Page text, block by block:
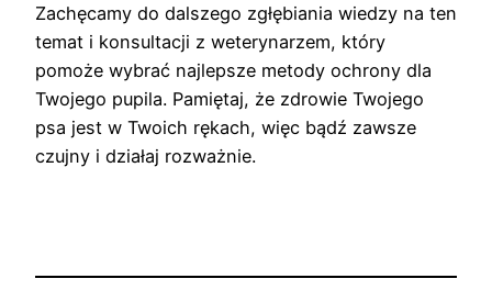
Zachęcamy do dalszego zgłębiania wiedzy na ten
temat i konsultacji z weterynarzem, który
pomoże wybrać najlepsze metody ochrony dla
Twojego pupila. Pamiętaj, że zdrowie Twojego
psa jest w Twoich rękach, więc bądź zawsze
czujny i działaj rozważnie.